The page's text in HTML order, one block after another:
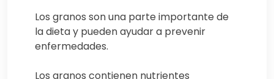
Los granos son una parte importante de
la dieta y pueden ayudar a prevenir
enfermedades.
Los granos contienen nutrientes